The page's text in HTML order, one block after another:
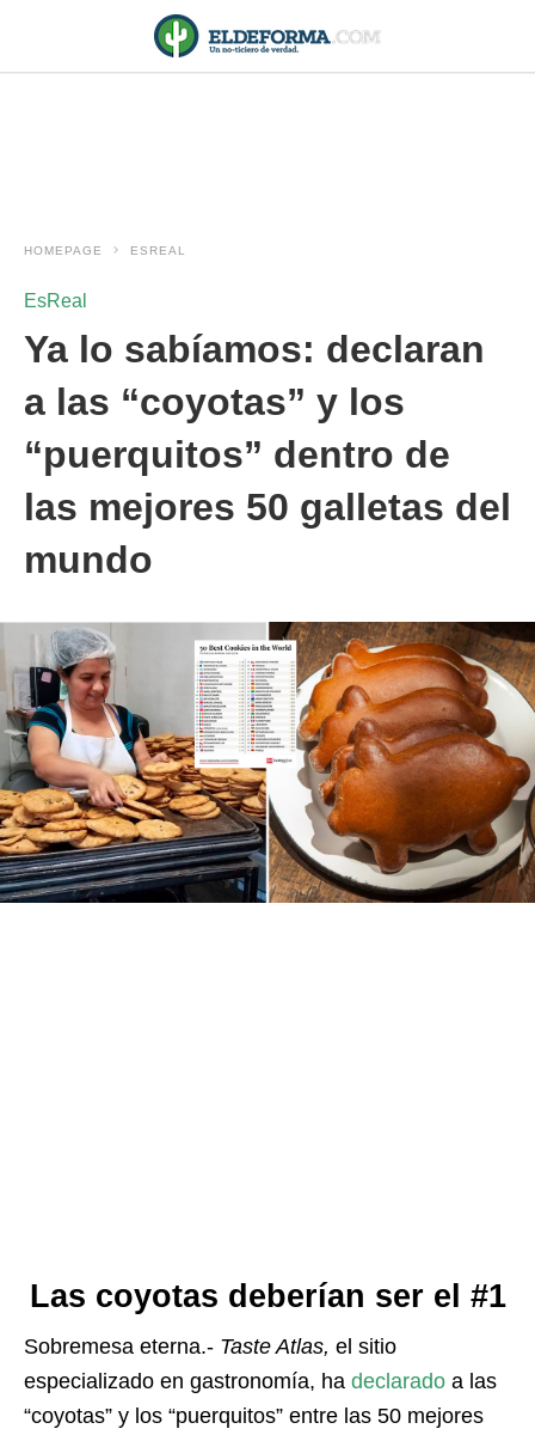
HOMEPAGE ESREAL
EsReal
Ya lo sabíamos: declaran
a las “coyotas” y los
“puerquitos” dentro de
las mejores 50 galletas del
mundo
Las coyotas deberían ser el #1
Sobremesa eterna.- Taste Atlas, el sitio
especializado en gastronomía, ha declarado a las
“coyotas” y los “puerquitos” entre las 50 mejores